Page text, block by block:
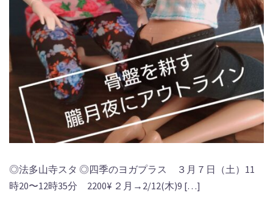
◎法多山寺スタ ◎四季のヨガプラス ３月７日（土）11
時20〜12時35分 2200¥ ２月→2/12(木)9 […]